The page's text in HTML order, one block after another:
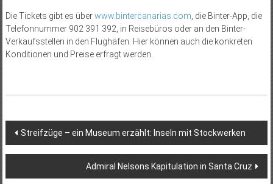
Die Tickets gibt es überwww.bintercanarias.com, die Binter-App, die
Telefonnummer 902 391 392, in Reisebüros oder an den Binter-
Verkaufsstellen in den Flughäfen. Hier können auch die konkreten
Konditionen und Preise erfragt werden.
Beitragsnavigation
Streifzüge – ein Museum erzählt: Inseln mit Stockwerken
Admiral Nelsons Kapitulation in Santa Cruz